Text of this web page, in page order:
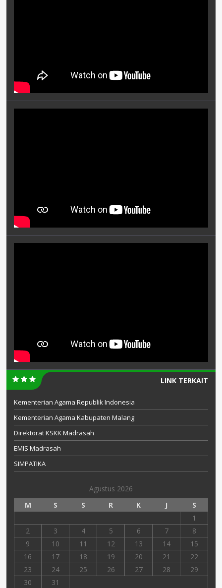
LINK TERKAIT
Kementerian Agama Republik Indonesia
Kementerian Agama Kabupaten Malang
Direktorat KSKK Madrasah
EMIS Madrasah
SIMPATIKA
Agustus 2026
M
S S R K J
S
1
2
3 4 5 6 7
8
9
10 11 12 13 14
15
16
17 18 19 20 21
22
23
24 25 26 27 28
29
30
31